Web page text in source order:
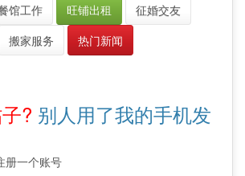
馆工作 旺铺出租
征婚交友
搬家服务 热门新闻
? 别人用了我的手机发
册一个账号